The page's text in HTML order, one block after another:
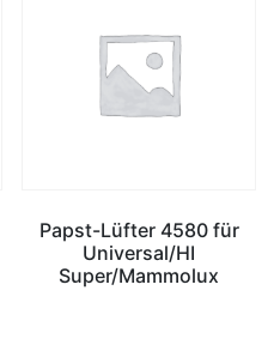
Papst-Lüfter 4580 für
Universal/HI
Super/Mammolux